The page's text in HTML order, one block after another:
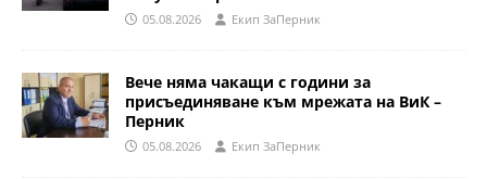
05.08.2026 Eкип ЗаПерник
Вече няма чакащи с години за
присъединяване към мрежата на ВиК –
Перник
05.08.2026 Eкип ЗаПерник